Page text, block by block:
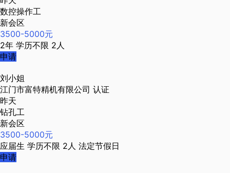
数控操作工
新会区
3500-5000元
2年 学历不限 2人
申请
刘小姐
江门市富特精机有限公司 认证
昨天
钻孔工
新会区
3500-5000元
应届生 学历不限 2人 法定节假日
申请